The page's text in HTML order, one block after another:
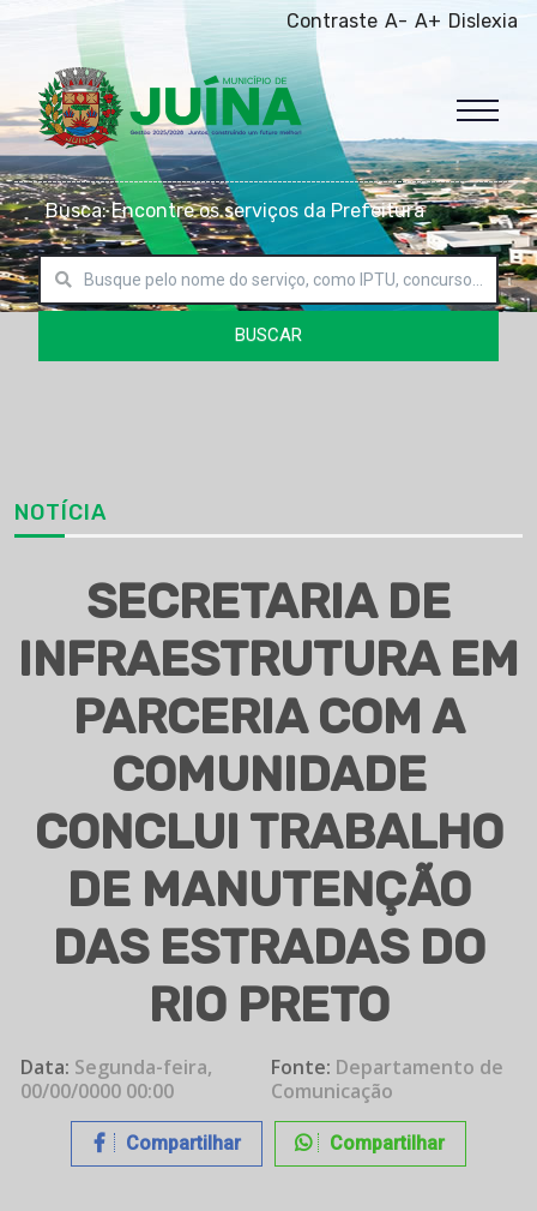
Contraste A- A+ Dislexia
Busca: Encontre os serviços da Prefeitura
BUSCAR
NOTÍCIA
SECRETARIA DE
INFRAESTRUTURA EM
PARCERIA COM A
COMUNIDADE
CONCLUI TRABALHO
DE MANUTENÇÃO
DAS ESTRADAS DO
RIO PRETO
Data: Segunda-feira,
00/00/0000 00:00
Fonte: Departamento de
Comunicação
Compartilhar Compartilhar